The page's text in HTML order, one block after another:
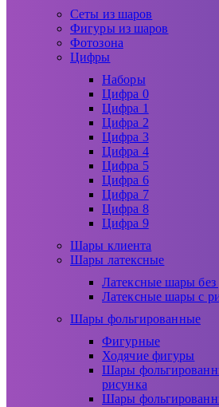
Сеты из шаров
Фигуры из шаров
Фотозона
Цифры
Наборы
Цифра 0
Цифра 1
Цифра 2
Цифра 3
Цифра 4
Цифра 5
Цифра 6
Цифра 7
Цифра 8
Цифра 9
Шары клиента
Шары латексные
Латексные шары без
Латексные шары с
Шары фольгированные
Фигурные
Ходячие фигуры
Шары
рисунка
Шары